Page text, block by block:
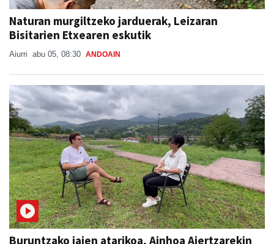
Naturan murgiltzeko jarduerak, Leizaran
Bisitarien Etxearen eskutik
Aiurri abu 05, 08:30 ANDOAIN
Buruntzako jaien atarikoa, Ainhoa Aiertzarekin